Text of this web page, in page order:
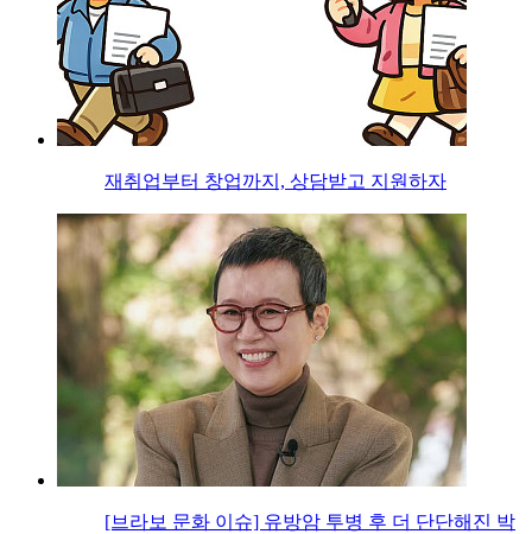
재취업부터 창업까지, 상담받고 지원하자
[브라보 문화 이슈] 유방암 투병 후 더 단단해진 박